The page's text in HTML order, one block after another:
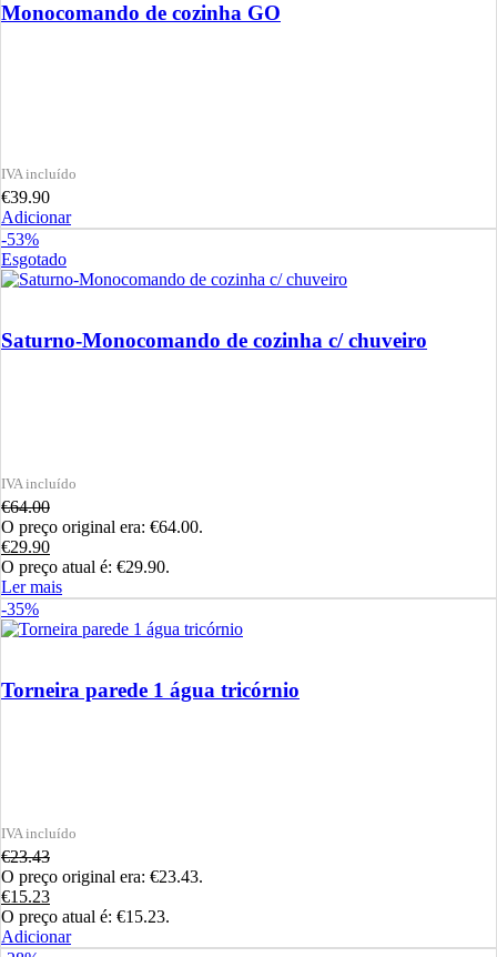
Monocomando de cozinha GO
€39.90
Adicionar
-53%
Esgotado
Saturno-Monocomando de cozinha c/ chuveiro
€64.00
O preço original era: €64.00.
€29.90
O preço atual é: €29.90.
Ler mais
-35%
Torneira parede 1 água tricórnio
€23.43
O preço original era: €23.43.
€15.23
O preço atual é: €15.23.
Adicionar